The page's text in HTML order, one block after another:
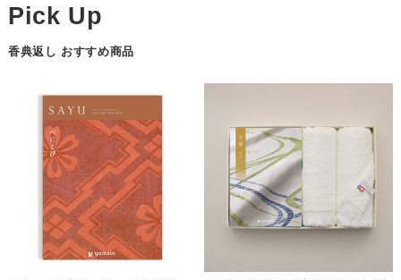
香典返し おすすめ商品